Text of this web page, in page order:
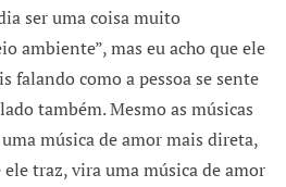
ser uma coisa muito
ambiente”, mas eu acho que ele
falando como a pessoa se sente
também. Mesmo as músicas
música de amor mais direta,
traz, vira uma música de amor